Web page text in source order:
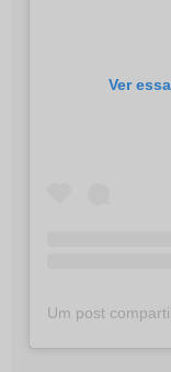
Ver